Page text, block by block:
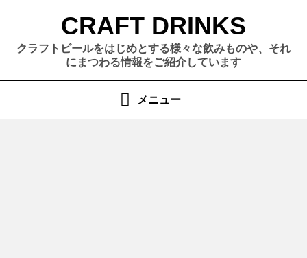
CRAFT DRINKS
クラフトビールをはじめとする様々な飲みものや、それ
にまつわる情報をご紹介しています
メニュー